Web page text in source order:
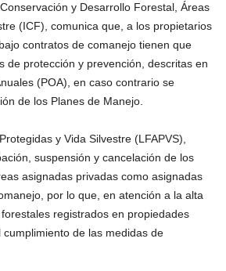
y Desarrollo Forestal, Áreas
(ICF), comunica que, a los propietarios
contratos de comanejo tienen que
de protección y prevención, descritas en
(POA), en caso contrario se
de los Planes de Manejo.
y Vida Silvestre (LFAPVS),
suspensión y cancelación de los
asignadas privadas como asignadas
por lo que, en atención a la alta
registrados en propiedades
de las medidas de